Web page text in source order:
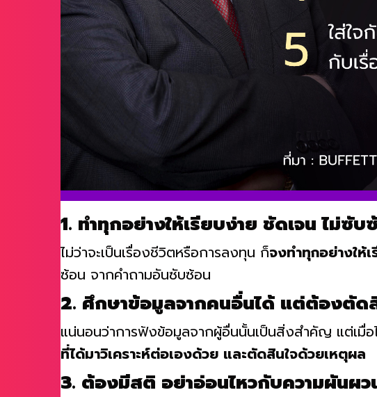
1. ทำทุกอย่างให้เรียบง่าย ชัดเจน ไม่ซับ
ไม่ว่าจะเป็นเรื่องชีวิตหรือการลงทุน ก็จงทำทุกอย่างให้
ซ้อน จากคำถามอันซับซ้อน
2. ศึกษาข้อมูลจากคนอื่นได้ แต่ต้องตัด
แน่นอนว่าการฟังข้อมูลจากผู้อื่นนั้นเป็นสิ่งสำคัญ แต่เมื่อ
ที่ได้มาวิเคราะห์ต่อเองด้วย และตัดสินใจด้วยเหตุผล
3. ต้องมีสติ อย่าอ่อนไหวกับความผันผว